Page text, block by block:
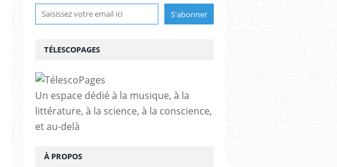
TÉLESCOPAGES
Un espace dédié à la musique, à la
littérature, à la science, à la conscience,
et au-delà
À PROPOS